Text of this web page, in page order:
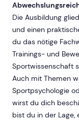
Die Ausbildung
und einen
du das nötige
Trainings- und
Sportwissenschaft
Auch mit Themen
Sportpsychologie
wirst du dich
bist du in der Lage,